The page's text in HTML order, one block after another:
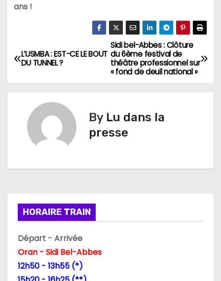
ans !
N
a
v
o
n
d
Sidi bel-Abbes : Clôture
du 6ème festival de
théâtre professionnel sur
« fond de deuil national »
L’USMBA : EST-CE LE BOUT
DU TUNNEL ?
By Lu dans la
presse
HORAIRE TRAIN
Départ - Arrivée
Oran - Sidi Bel-Abbes
12h50 - 13h55 (*)